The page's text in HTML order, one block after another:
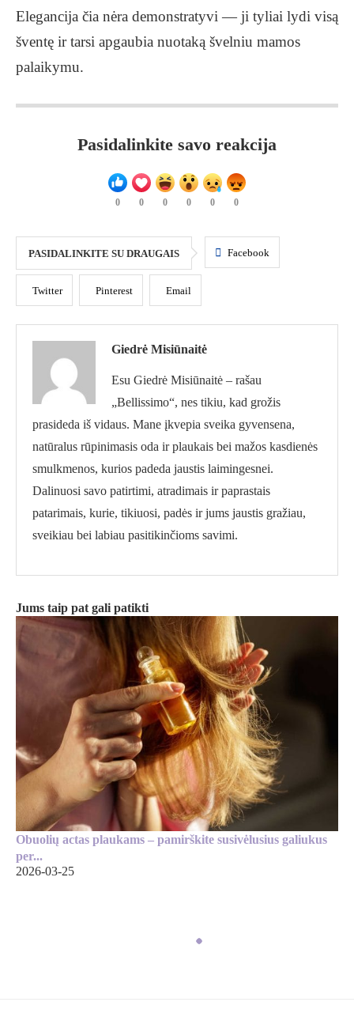
Elegancija čia nėra demonstratyvi — ji tyliai lydi visą
šventę ir tarsi apgaubia nuotaką švelniu mamos
palaikymu.
Pasidalinkite savo reakcija
0 0 0 0 0 0
PASIDALINKITE SU DRAUGAIS Facebook
Twitter Pinterest Email
Giedrė Misiūnaitė
Esu Giedrė Misiūnaitė – rašau
„Bellissimo“, nes tikiu, kad grožis
prasideda iš vidaus. Mane įkvepia sveika gyvensena,
natūralus rūpinimasis oda ir plaukais bei mažos kasdienės
smulkmenos, kurios padeda jaustis laimingesnei.
Dalinuosi savo patirtimi, atradimais ir paprastais
patarimais, kurie, tikiuosi, padės ir jums jaustis gražiau,
sveikiau bei labiau pasitikinčioms savimi.
Jums taip pat gali patikti
Obuolių actas plaukams – pamirškite susivėlusius galiukus
per...
2026-03-25